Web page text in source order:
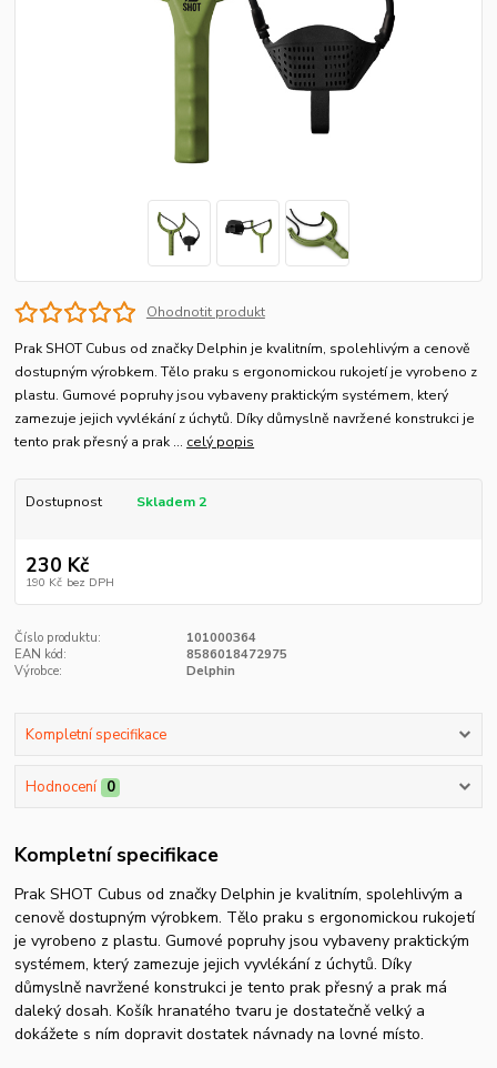
Ohodnotit produkt
Prak SHOT Cubus od značky Delphin je kvalitním, spolehlivým a cenově
dostupným výrobkem. Tělo praku s ergonomickou rukojetí je vyrobeno z
plastu. Gumové popruhy jsou vybaveny praktickým systémem, který
zamezuje jejich vyvlékání z úchytů. Díky důmyslně navržené konstrukci je
tento prak přesný a prak ... celý popis
Dostupnost Skladem 2
230 Kč
190 Kč bez DPH
Číslo produktu:
101000364
EAN kód:
8586018472975
Výrobce:
Delphin
Kompletní specifikace
Hodnocení 0
Kompletní specifikace
Prak SHOT Cubus od značky Delphin je kvalitním, spolehlivým a
cenově dostupným výrobkem. Tělo praku s ergonomickou rukojetí
je vyrobeno z plastu. Gumové popruhy jsou vybaveny praktickým
systémem, který zamezuje jejich vyvlékání z úchytů. Díky
důmyslně navržené konstrukci je tento prak přesný a prak má
daleký dosah. Košík hranatého tvaru je dostatečně velký a
dokážete s ním dopravit dostatek návnady na lovné místo.